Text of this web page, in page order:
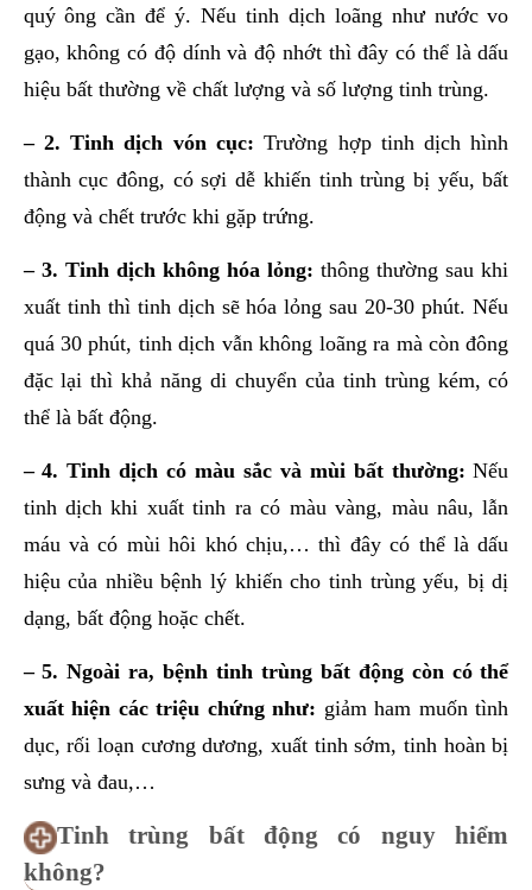
quý ông cần để ý. Nếu tinh dịch loãng như nước vo
gạo, không có độ dính và độ nhớt thì đây có thể là dấu
hiệu bất thường về chất lượng và số lượng tinh trùng.
– 2. Tinh dịch vón cục: Trường hợp tinh dịch hình
thành cục đông, có sợi dễ khiến tinh trùng bị yếu, bất
động và chết trước khi gặp trứng.
– 3. Tinh dịch không hóa lỏng: thông thường sau khi
xuất tinh thì tinh dịch sẽ hóa lỏng sau 20-30 phút. Nếu
quá 30 phút, tinh dịch vẫn không loãng ra mà còn đông
đặc lại thì khả năng di chuyển của tinh trùng kém, có
thể là bất động.
– 4. Tinh dịch có màu sắc và mùi bất thường: Nếu
tinh dịch khi xuất tinh ra có màu vàng, màu nâu, lẫn
máu và có mùi hôi khó chịu,… thì đây có thể là dấu
hiệu của nhiều bệnh lý khiến cho tinh trùng yếu, bị dị
dạng, bất động hoặc chết.
– 5. Ngoài ra, bệnh tinh trùng bất động còn có thể
xuất hiện các triệu chứng như: giảm ham muốn tình
dục, rối loạn cương dương, xuất tinh sớm, tinh hoàn bị
sưng và đau,…
Tinh trùng bất động có nguy hiểm
không?